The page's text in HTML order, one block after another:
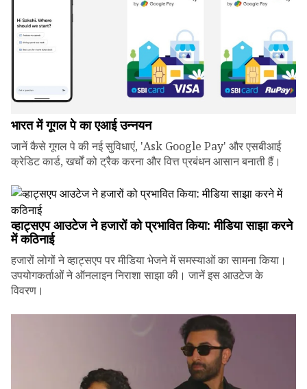
भारत में गूगल पे का एआई उन्नयन
जानें कैसे गूगल पे की नई सुविधाएं, 'Ask Google Pay' और एसबीआई
क्रेडिट कार्ड, खर्चों को ट्रैक करना और वित्त प्रबंधन आसान बनाती हैं।
व्हाट्सएप आउटेज ने हजारों को प्रभावित किया: मीडिया साझा करने
में कठिनाई
हजारों लोगों ने व्हाट्सएप पर मीडिया भेजने में समस्याओं का सामना किया।
उपयोगकर्ताओं ने ऑनलाइन निराशा साझा की। जानें इस आउटेज के
विवरण।